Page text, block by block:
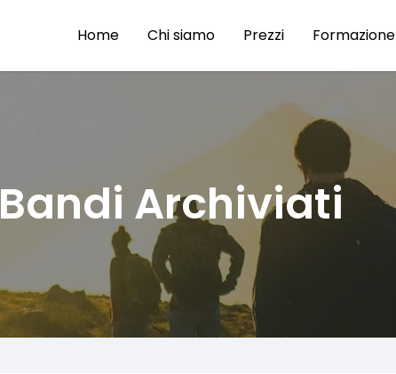
Home Chi siamo Prezzi Formazione
Bandi Archiviati